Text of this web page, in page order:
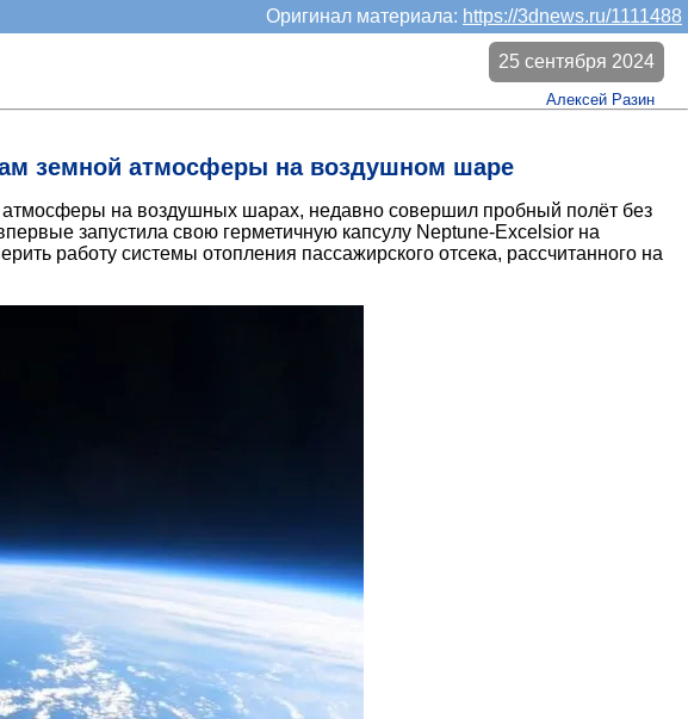
Оригинал материала: https://3dnews.ru/1111488
земной атмосферы на воздушном шаре
25 сентября 2024
Алексей Разин
атмосферы на воздушных шарах, недавно совершил пробный полёт без
запустила свою герметичную капсулу Neptune-Excelsior на
работу системы отопления пассажирского отсека, рассчитанного на